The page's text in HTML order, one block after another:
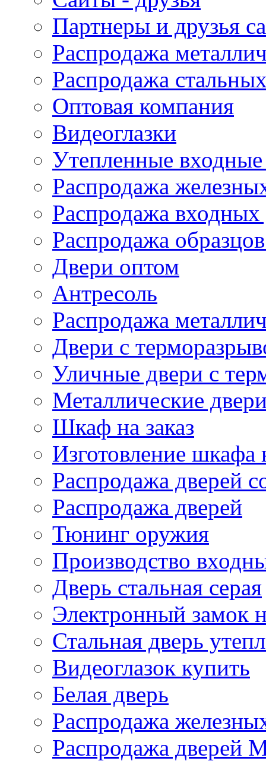
Партнеры и друзья
Распродажа
Распродажа
Оптовая компания
Видеоглазки
Утепленные
Распродажа
Распродажа входных
Распродажа
Двери оптом
Антресоль
Распродажа
Двери с
Уличные двери с
Металлические
Шкаф на заказ
Изготовление шкафа
Распродажа дверей
Распродажа дверей
Тюнинг оружия
Производство
Дверь стальная серая
Электронный замок
Стальная дверь
Видеоглазок купить
Белая дверь
Распродажа
Распродажа дверей